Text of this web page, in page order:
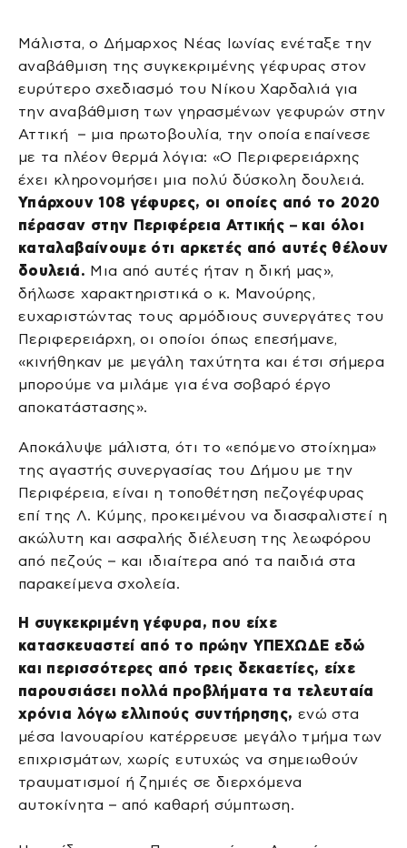
Μάλιστα, ο Δήμαρχος Νέας Ιωνίας ενέταξε την
αναβάθμιση της συγκεκριμένης γέφυρας στον
ευρύτερο σχεδιασμό του Νίκου Χαρδαλιά για
την αναβάθμιση των γηρασμένων γεφυρών στην
Αττική – μια πρωτοβουλία, την οποία επαίνεσε
με τα πλέον θερμά λόγια: «Ο Περιφερειάρχης
έχει κληρονομήσει μια πολύ δύσκολη δουλειά.
Υπάρχουν 108 γέφυρες, οι οποίες από το 2020
πέρασαν στην Περιφέρεια Αττικής – και όλοι
καταλαβαίνουμε ότι αρκετές από αυτές θέλουν
δουλειά. Μια από αυτές ήταν η δική μας»,
δήλωσε χαρακτηριστικά ο κ. Μανούρης,
ευχαριστώντας τους αρμόδιους συνεργάτες του
Περιφερειάρχη, οι οποίοι όπως επεσήμανε,
«κινήθηκαν με μεγάλη ταχύτητα και έτσι σήμερα
μπορούμε να μιλάμε για ένα σοβαρό έργο
αποκατάστασης».
Αποκάλυψε μάλιστα, ότι το «επόμενο στοίχημα»
της αγαστής συνεργασίας του Δήμου με την
Περιφέρεια, είναι η τοποθέτηση πεζογέφυρας
επί της Λ. Κύμης, προκειμένου να διασφαλιστεί η
ακώλυτη και ασφαλής διέλευση της λεωφόρου
από πεζούς – και ιδιαίτερα από τα παιδιά στα
παρακείμενα σχολεία.
Η συγκεκριμένη γέφυρα, που είχε
κατασκευαστεί από το πρώην ΥΠΕΧΩΔΕ εδώ
και περισσότερες από τρεις δεκαετίες, είχε
παρουσιάσει πολλά προβλήματα τα τελευταία
χρόνια λόγω ελλιπούς συντήρησης, ενώ στα
μέσα Ιανουαρίου κατέρρευσε μεγάλο τμήμα των
επιχρισμάτων, χωρίς ευτυχώς να σημειωθούν
τραυματισμοί ή ζημιές σε διερχόμενα
αυτοκίνητα – από καθαρή σύμπτωση.